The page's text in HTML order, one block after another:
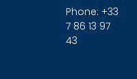
Phone: +33
7 86 13 97
43